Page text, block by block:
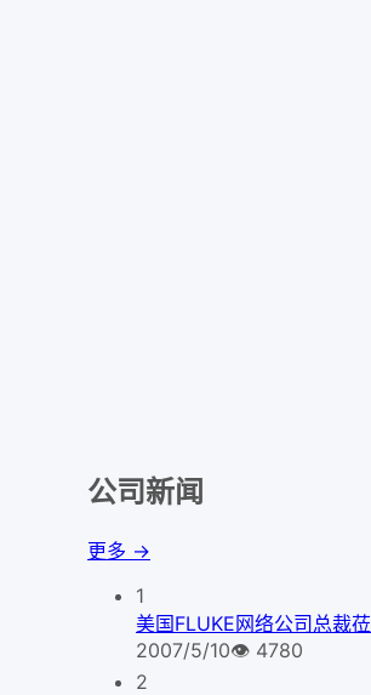
公司新闻
更多 →
1
美国FLUKE网络公司总裁
2007/5/10👁 4780
2